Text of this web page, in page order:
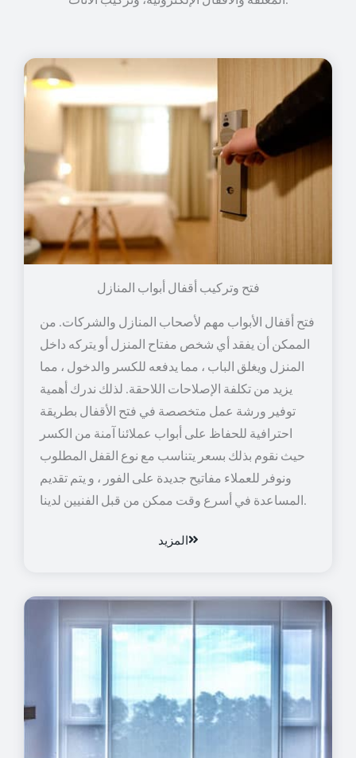
فتح وتركيب أقفال أبواب المنازل
فتح أقفال الأبواب مهم لأصحاب المنازل والشركات. من
الممكن أن يفقد أي شخص مفتاح المنزل أو يتركه داخل
المنزل ويغلق الباب ، مما يدفعه للكسر والدخول ، مما
يزيد من تكلفة الإصلاحات اللاحقة. لذلك ندرك أهمية
توفير ورشة عمل متخصصة في فتح الأقفال بطريقة
احترافية للحفاظ على أبواب عملائنا آمنة من الكسر
حيث نقوم بذلك بسعر يتناسب مع نوع القفل المطلوب
ونوفر للعملاء مفاتيح جديدة على الفور ، و يتم تقديم
المساعدة في أسرع وقت ممكن من قبل الفنيين لدينا.
المزيد